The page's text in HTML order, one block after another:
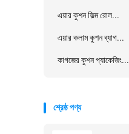
এয়ার কুশন ফিল্ম রোল...
এয়ার কলাম কুশন ব্যাগ...
কাগজের কুশন প্যাকেজিং...
শ্রেষ্ঠ পণ্য